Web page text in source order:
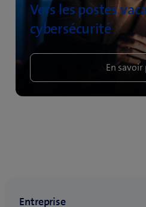
Vers les postes
cybersécurité
En savoir